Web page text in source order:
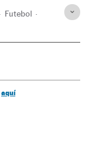
Futebol
aquí